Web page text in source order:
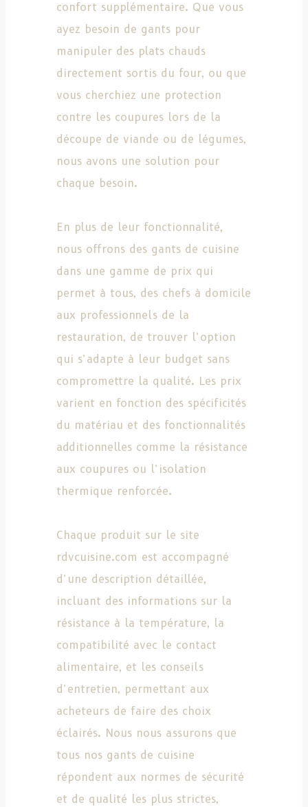
confort supplémentaire. Que vous
ayez besoin de gants pour
manipuler des plats chauds
directement sortis du four, ou que
vous cherchiez une protection
contre les coupures lors de la
découpe de viande ou de légumes,
nous avons une solution pour
chaque besoin.
En plus de leur fonctionnalité,
nous offrons des gants de cuisine
dans une gamme de prix qui
permet à tous, des chefs à domicile
aux professionnels de la
restauration, de trouver l’option
qui s’adapte à leur budget sans
compromettre la qualité. Les prix
varient en fonction des spécificités
du matériau et des fonctionnalités
additionnelles comme la résistance
aux coupures ou l’isolation
thermique renforcée.
Chaque produit sur le site
rdvcuisine.com est accompagné
d’une description détaillée,
incluant des informations sur la
résistance à la température, la
compatibilité avec le contact
alimentaire, et les conseils
d’entretien, permettant aux
acheteurs de faire des choix
éclairés. Nous nous assurons que
tous nos gants de cuisine
répondent aux normes de sécurité
et de qualité les plus strictes,